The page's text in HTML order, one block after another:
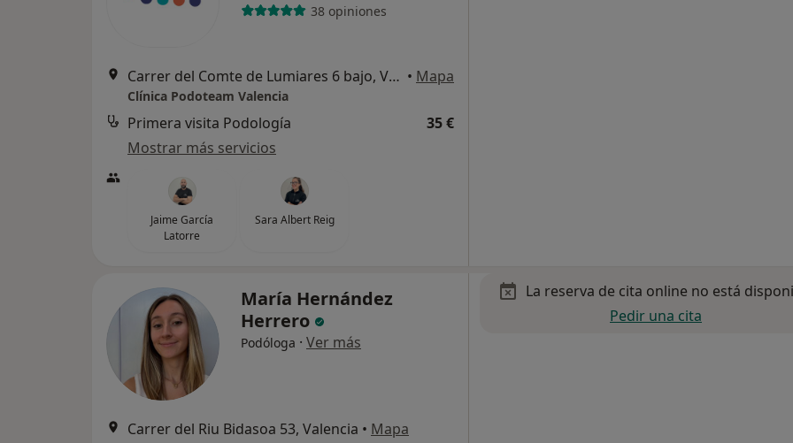
38 opiniones
Carrer del Comte de Lumiares 6 bajo, Valencia • Mapa
Clínica Podoteam Valencia
Primera visita Podología
35 €
Mostrar más servicios
Jaime García
Latorre
Sara Albert Reig
María Hernández
Herrero
Podóloga · Ver más
Carrer del Riu Bidasoa 53, Valencia • Mapa
La reserva de cita online no está
Pedir una cita